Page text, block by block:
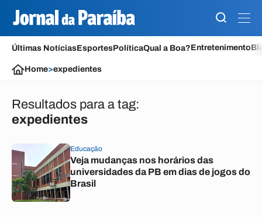
Últimas NotíciasEsportesPolíticaQual a Boa?Entretenimento
Home>expedientes
Resultados para a tag:
expedientes
Educação
Veja mudanças nos horários das
universidades da PB em dias de jogos do
Brasil